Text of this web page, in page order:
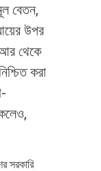
বেতন,
উপর
থেকে
করা
সরকারি